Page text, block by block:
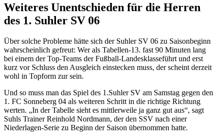
Weiteres Unentschieden für die Herren
des 1. Suhler SV 06
Über solche Probleme hätte sich der Suhler SV 06 zu Saisonbeginn
wahrscheinlich gefreut: Wer als Tabellen-13. fast 90 Minuten lang
bei einem der Top-Teams der Fußball-Landesklasseführt und erst
kurz vor Schluss den Ausgleich einstecken muss, der scheint derzeit
wohl in Topform zur sein.
Und so muss man das Spiel des 1.Suhler SV am Samstag gegen den
1. FC Sonneberg 04 als weiteren Schritt in die richtige Richtung
werten. „In der Tabelle sieht es mittlerweile ja ganz gut aus“, sagt
Suhls Trainer Reinhold Nordmann, der den SSV nach einer
Niederlagen-Serie zu Beginn der Saison übernommen hatte.